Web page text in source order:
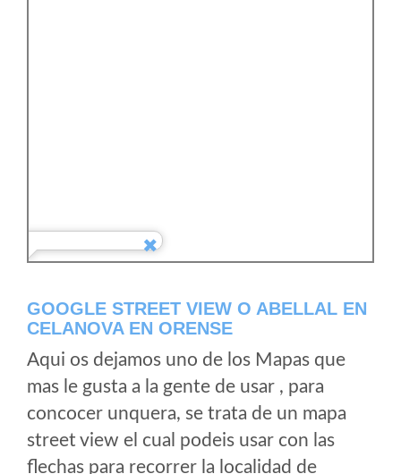
GOOGLE STREET VIEW O ABELLAL EN
CELANOVA EN ORENSE
Aqui os dejamos uno de los Mapas que
mas le gusta a la gente de usar , para
concocer unquera, se trata de un mapa
street view el cual podeis usar con las
flechas para recorrer la localidad de